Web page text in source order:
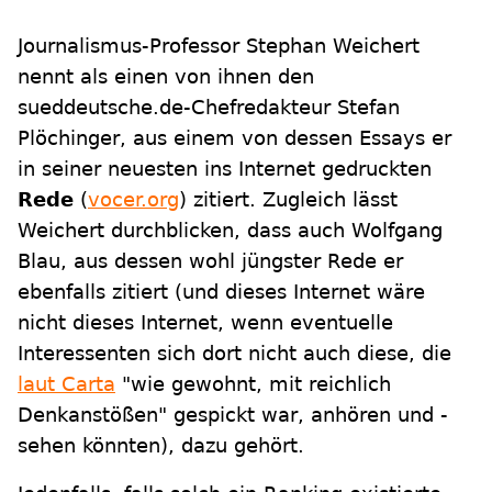
Journalismus-Professor Stephan Weichert
nennt als einen von ihnen den
sueddeutsche.de-Chefredakteur Stefan
Plöchinger, aus einem von dessen Essays er
in seiner neuesten ins Internet gedruckten
Rede (vocer.org) zitiert. Zugleich lässt
Weichert durchblicken, dass auch Wolfgang
Blau, aus dessen wohl jüngster Rede er
ebenfalls zitiert (und dieses Internet wäre
nicht dieses Internet, wenn eventuelle
Interessenten sich dort nicht auch diese, die
laut Carta "wie gewohnt, mit reichlich
Denkanstößen" gespickt war, anhören und -
sehen könnten), dazu gehört.